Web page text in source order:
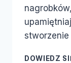
stworzenie
DOWIEDZ